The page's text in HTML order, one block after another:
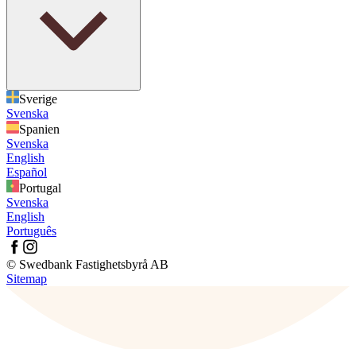
Sverige
Svenska
Spanien
Svenska
English
Español
Portugal
Svenska
English
Português
© Swedbank Fastighetsbyrå AB
Sitemap